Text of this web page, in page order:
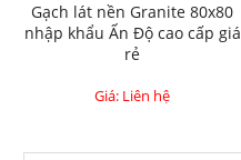
Gạch lát nền Granite 80x80
nhập khẩu Ấn Độ cao cấp giá
rẻ
Giá: Liên hệ